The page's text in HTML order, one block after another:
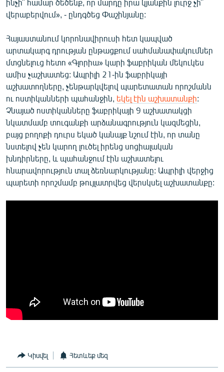
ինչի՞ համար ծեծենք, որ մարդը իրա կյանքին լուրջ չի՞
վերաբերվում», - ընդգծեց Փաշինյանը:
Հայաստանում կորոնավիրուսի հետ կապված
արտակարգ դրության ընթացքում սահմանափակումներ
մտցնելուց հետո «Գլորիա» կարի ֆաբրիկան մեկուկես
ամիս չաշխատեց: Ապրիլի 21-ին ֆաբրիկայի
աշխատողները, չենթարկվելով պարետատան որոշմանն
ու ոստիկանների պահանջին, եկել էին աշխատանքի:
Չնայած ոստիկանները ֆաբրիկայի 9 աշխատակցի
նկատմամբ տուգանքի արձանագրություն կազմեցին,
բայց բողոքի դուրս եկած կանայք նշում էին, որ տանը
նստելով չեն կարող լուծել իրենց սոցիալական
խնդիրները, և պահանջում էին աշխատելու
հնարավորություն տալ ձեռնարկությանը: Ապրիլի վերջից
պարետի որոշմամբ թույլատրվեց վերսկսել աշխատանքը:
Կիսվել Հետևեք մեզ